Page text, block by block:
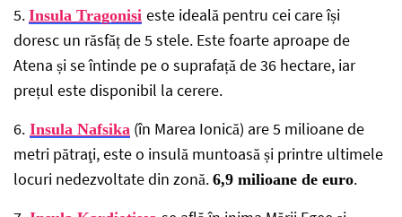
5. Insula Tragonisi este ideală pentru cei care își
doresc un răsfăț de 5 stele. Este foarte aproape de
Atena și se întinde pe o suprafață de 36 hectare, iar
prețul este disponibil la cerere.
6. Insula Nafsika (în Marea Ionică) are 5 milioane de
metri pătraţi, este o insulă muntoasă și printre ultimele
locuri nedezvoltate din zonă. 6,9 milioane de euro.